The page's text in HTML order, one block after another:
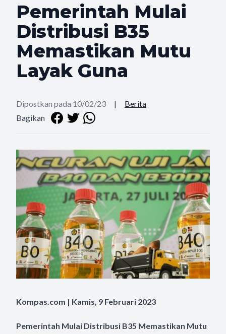
Pemerintah Mulai
Distribusi B35
Memastikan Mutu
Layak Guna
Dipostkan pada 10/02/23 |
Berita
Bagikan
Kompas.com | Kamis, 9 Februari 2023
Pemerintah Mulai Distribusi B35 Memastikan Mutu